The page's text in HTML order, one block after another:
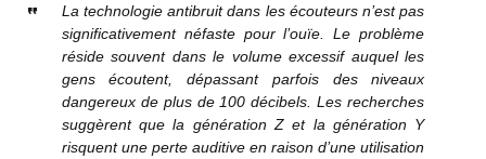
La technologie antibruit dans les écouteurs n’est pas
significativement néfaste pour l’ouïe. Le problème
réside souvent dans le volume excessif auquel les
gens écoutent, dépassant parfois des niveaux
dangereux de plus de 100 décibels. Les recherches
suggèrent que la génération Z et la génération Y
risquent une perte auditive en raison d’une utilisation